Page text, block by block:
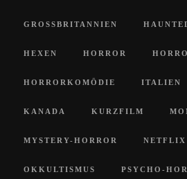
GROSSBRITANNIEN
HEXEN HORROR
HORRORKOMÖDIE ITALIEN
KANADA KURZFILM
MYSTERY-HORROR NETFLIX
OKKULTISMUS PSYCHO-